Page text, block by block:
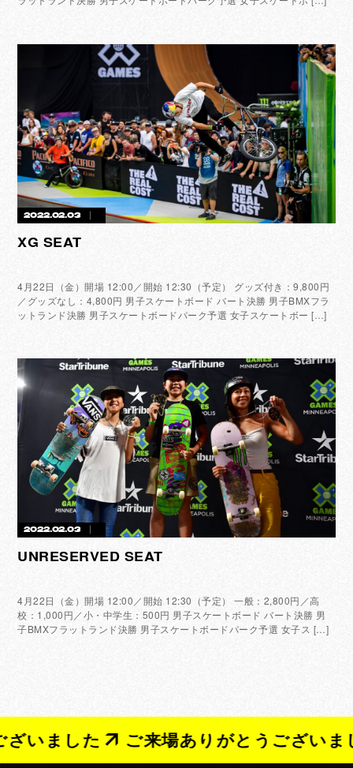
2022.02.03
XG SEAT
4月22日（金）開場 12:00／開始 12:30（予定） グッズ付き：9,800円
／グッズなし：4,800円 男子スケートボード バート決勝 男子BMXフラ
ットランド決勝 男子スケートボードパーク予選 女子スケートボー […]
2022.02.03
UNRESERVED SEAT
4月22日（金）開場 12:00／開始 12:30（予定） 一般：2,800円／高
校：1,000円／小・中学生：500円 男子スケートボード バート決勝 男
子BMXフラットランド決勝 男子スケートボードパーク予選 女子ス […]
ました ご来場ありがとうございまし